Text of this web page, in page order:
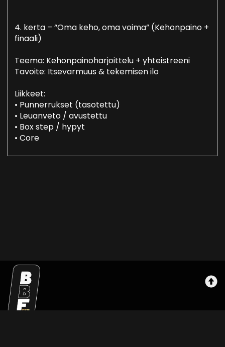
4. kerta – “Oma keho, oma voima” (Kehonpaino +
finaali)
Teema: Kehonpainoharjoittelu + yhteistreeni
Tavoite: Itsevarmuus & tekemisen ilo
Liikkeet:
• Punnerrukset (tasotettu)
• Leuanveto / avustettu
• Box step / hypyt
• Core